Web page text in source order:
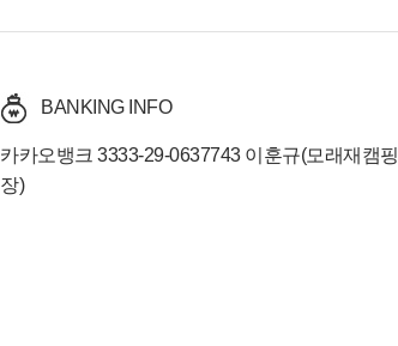
BANKING INFO
카카오뱅크 3333-29-0637743 이훈규(모래재캠핑
장)